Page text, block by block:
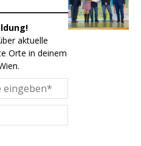
aktuelle
Orte in deinem